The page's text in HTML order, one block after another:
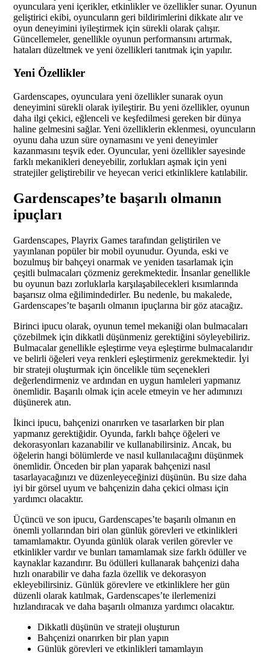
oyunculara yeni içerikler, etkinlikler ve özellikler sunar. Oyunun
geliştirici ekibi, oyuncuların geri bildirimlerini dikkate alır ve
oyun deneyimini iyileştirmek için sürekli olarak çalışır.
Güncellemeler, genellikle oyunun performansını artırmak,
hataları düzeltmek ve yeni özellikleri tanıtmak için yapılır.
Yeni Özellikler
Gardenscapes, oyunculara yeni özellikler sunarak oyun
deneyimini sürekli olarak iyileştirir. Bu yeni özellikler, oyunun
daha ilgi çekici, eğlenceli ve keşfedilmesi gereken bir dünya
haline gelmesini sağlar. Yeni özelliklerin eklenmesi, oyuncuların
oyunu daha uzun süre oynamasını ve yeni deneyimler
kazanmasını teşvik eder. Oyuncular, yeni özellikler sayesinde
farklı mekanikleri deneyebilir, zorlukları aşmak için yeni
stratejiler geliştirebilir ve heyecan verici etkinliklere katılabilir.
Gardenscapes’te başarılı olmanın
ipuçları
Gardenscapes, Playrix Games tarafından geliştirilen ve
yayınlanan popüler bir mobil oyunudur. Oyunda, eski ve
bozulmuş bir bahçeyi onarmak ve yeniden tasarlamak için
çeşitli bulmacaları çözmeniz gerekmektedir. İnsanlar genellikle
bu oyunun bazı zorluklarla karşılaşabilecekleri kısımlarında
başarısız olma eğilimindedirler. Bu nedenle, bu makalede,
Gardenscapes’te başarılı olmanın ipuçlarına bir göz atacağız.
Birinci ipucu olarak, oyunun temel mekaniği olan bulmacaları
çözebilmek için dikkatli düşünmeniz gerektiğini söyleyebiliriz.
Bulmacalar genellikle eşleştirme veya eşleştirme bulmacalarıdır
ve belirli öğeleri veya renkleri eşleştirmeniz gerekmektedir. İyi
bir strateji oluşturmak için öncelikle tüm seçenekleri
değerlendirmeniz ve ardından en uygun hamleleri yapmanız
önemlidir. Başarılı olmak için acele etmeyin ve her adımınızı
düşünerek atın.
İkinci ipucu, bahçenizi onarırken ve tasarlarken bir plan
yapmanız gerektiğidir. Oyunda, farklı bahçe öğeleri ve
dekorasyonları kazanabilir ve kullanabilirsiniz. Ancak, bu
öğelerin hangi bölümlerde ve nasıl kullanılacağını düşünmek
önemlidir. Önceden bir plan yaparak bahçenizi nasıl
tasarlayacağınızı ve düzenleyeceğinizi düşünün. Bu size daha
iyi bir görsel uyum ve bahçenizin daha çekici olması için
yardımcı olacaktır.
Üçüncü ve son ipucu, Gardenscapes’te başarılı olmanın en
önemli yollarından biri olan günlük görevleri ve etkinlikleri
tamamlamaktır. Oyunda günlük olarak verilen görevler ve
etkinlikler vardır ve bunları tamamlamak size farklı ödüller ve
kaynaklar kazandırır. Bu ödülleri kullanarak bahçenizi daha
hızlı onarabilir ve daha fazla özellik ve dekorasyon
ekleyebilirsiniz. Günlük görevlere ve etkinliklere her gün
düzenli olarak katılmak, Gardenscapes’te ilerlemenizi
hızlandıracak ve daha başarılı olmanıza yardımcı olacaktır.
Dikkatli düşünün ve strateji oluşturun
Bahçenizi onarırken bir plan yapın
Günlük görevleri ve etkinlikleri tamamlayın